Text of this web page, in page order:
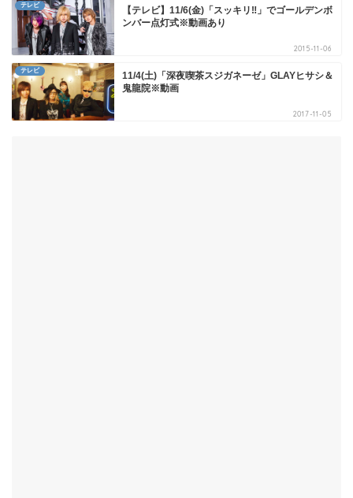
テレビ
【テレビ】11/6(金)「スッキリ‼」でゴールデンボ
ンバー点灯式※動画あり
2015-11-06
テレビ
11/4(土)「深夜喫茶スジガネーゼ」GLAYヒサシ＆
鬼龍院※動画
2017-11-05